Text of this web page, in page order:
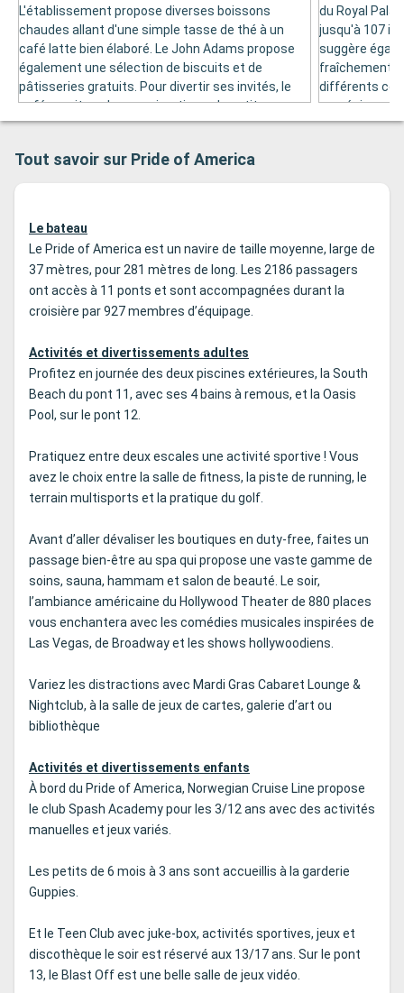
L'établissement propose diverses boissons
chaudes allant d'une simple tasse de thé à un
café latte bien élaboré. Le John Adams propose
également une sélection de biscuits et de
pâtisseries gratuits. Pour divertir ses invités, le
café reçoit quelques animations, de petits
concerts et des jeux-concours entre autres.
du Royal
jusqu'à 107
suggère
fraîchement
différents
apprécier une
Tout savoir sur Pride of America
Le bateau
Le Pride of America est un navire de taille moyenne, large de
37 mètres, pour 281 mètres de long. Les 2186 passagers
ont accès à 11 ponts et sont accompagnées durant la
croisière par 927 membres d’équipage.
Activités et divertissements adultes
Profitez en journée des deux piscines extérieures, la South
Beach du pont 11, avec ses 4 bains à remous, et la Oasis
Pool, sur le pont 12.
Pratiquez entre deux escales une activité sportive ! Vous
avez le choix entre la salle de fitness, la piste de running, le
terrain multisports et la pratique du golf.
Avant d’aller dévaliser les boutiques en duty-free, faites un
passage bien-être au spa qui propose une vaste gamme de
soins, sauna, hammam et salon de beauté. Le soir,
l’ambiance américaine du Hollywood Theater de 880 places
vous enchantera avec les comédies musicales inspirées de
Las Vegas, de Broadway et les shows hollywoodiens.
Variez les distractions avec Mardi Gras Cabaret Lounge &
Nightclub, à la salle de jeux de cartes, galerie d’art ou
bibliothèque
Activités et divertissements enfants
À bord du Pride of America, Norwegian Cruise Line propose
le club Spash Academy pour les 3/12 ans avec des activités
manuelles et jeux variés.
Les petits de 6 mois à 3 ans sont accueillis à la garderie
Guppies.
Et le Teen Club avec juke-box, activités sportives, jeux et
discothèque le soir est réservé aux 13/17 ans. Sur le pont
13, le Blast Off est une belle salle de jeux vidéo.